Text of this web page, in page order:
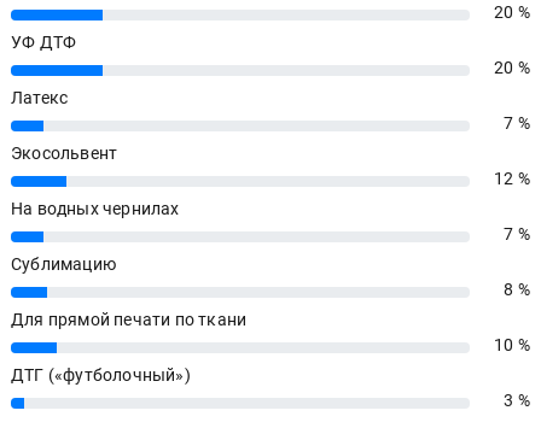
20%
20 %
УФ ДТФ
20%
20 %
Латекс
7%
7 %
Экосольвент
12%
12 %
На водных чернилах
7%
7 %
Сублимацию
8%
8 %
Для прямой печати по ткани
10%
10 %
ДТГ («футболочный»)
3% 3 %